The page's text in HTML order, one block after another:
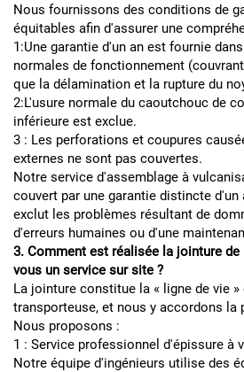
Nous fournissons des conditions de
équitables afin d'assurer une
1:Une garantie d'un an est fournie
normales de fonctionnement
que la délamination et la rupture du
2:L'usure normale du caoutchouc de
inférieure est exclue.
3 : Les perforations et coupures
externes ne sont pas couvertes.
Notre service d'assemblage à
couvert par une garantie distincte d'un
exclut les problèmes résultant de
d'erreurs humaines ou d'une
3. Comment est réalisée la jointure de
vous un service sur site ?
La jointure constitue la « ligne de vie
transporteuse, et nous y accordons la
Nous proposons :
1 : Service professionnel d'épissure à
Notre équipe d'ingénieurs utilise des